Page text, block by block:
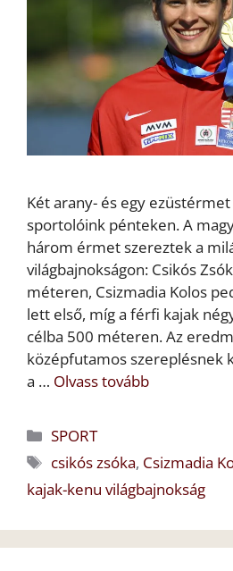
Két arany- és egy
sportolóink pénteken. A
három érmet szereztek a
világbajnokságon: Csikós
méteren, Csizmadia Kolos
lett első, míg a férfi kajak
célba 500 méteren. Az
középfutamos szereplésnek
a … Olvass tovább
Kategória
SPORT
Címkék
csikós zsóka, Csizmadia
kajak-kenu világbajnokság